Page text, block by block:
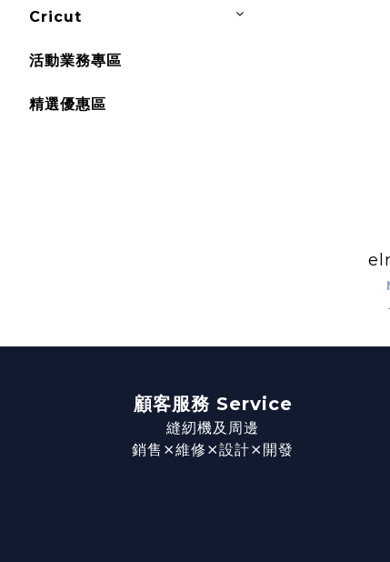
Cricut
活動業務專區
精選優惠區
顧客服務 Service
縫紉機及周邊
銷售⨯維修⨯設計⨯開發